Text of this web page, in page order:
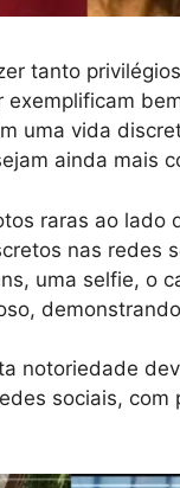
tanto
uma vida
ainda mais
raras ao lado
nas redes
uma selfie, o
notoriedade
sociais,